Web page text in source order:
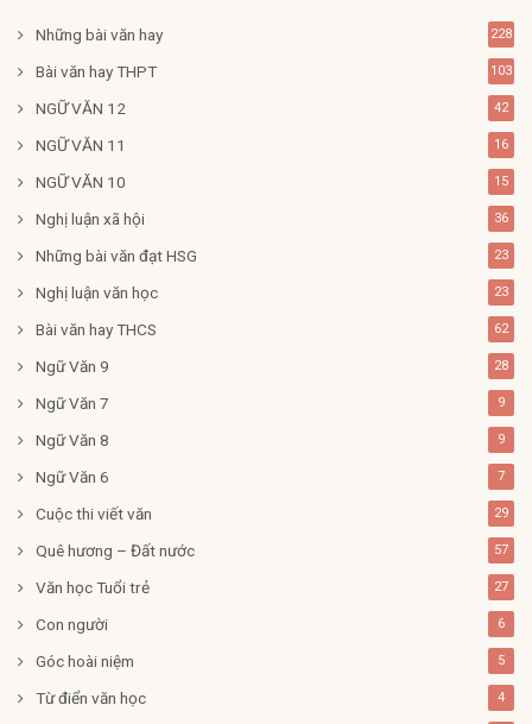
Những bài văn hay 228
Bài văn hay THPT 103
NGỮ VĂN 12 42
NGỮ VĂN 11 16
NGỮ VĂN 10 15
Nghị luận xã hội 36
Những bài văn đạt HSG 23
Nghị luận văn học 23
Bài văn hay THCS 62
Ngữ Văn 9 28
Ngữ Văn 7 9
Ngữ Văn 8 9
Ngữ Văn 6 7
Cuộc thi viết văn 29
Quê hương – Đất nước 57
Văn học Tuổi trẻ 27
Con người 6
Góc hoài niệm 5
Từ điển văn học 4